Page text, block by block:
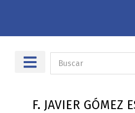
F. JAVIER GÓMEZ